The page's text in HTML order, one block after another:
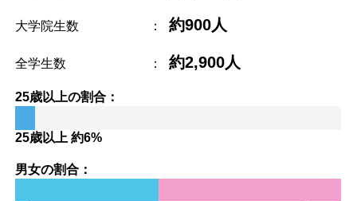
大学院生数 ： 約900人
全学生数 ： 約2,900人
25歳以上の割合：
25歳以上 約6%
男女の割合：